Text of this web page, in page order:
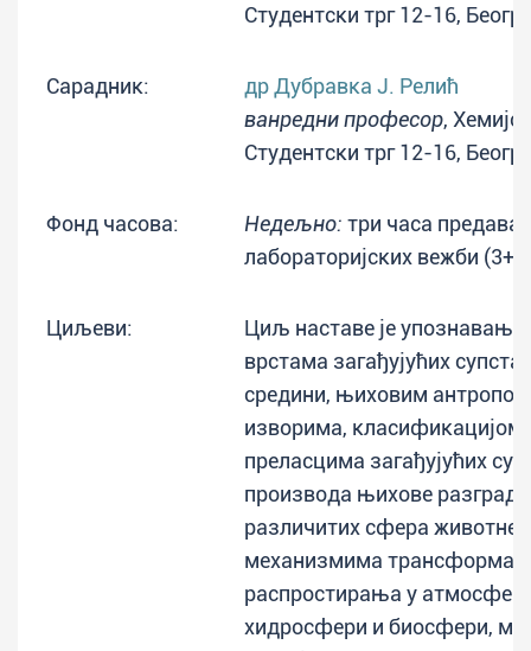
Студентски трг 12-16,
Сарадник:
др Дубравка Ј. Релић
ванредни професор,
Студентски трг 12-16,
Фонд часова: Недељно: три часа
лабораторијских вежби
Циљеви:
Циљ наставе је упознавање
врстама загађујућих
средини, њиховим
изворима, класификацијом
преласцима загађујућих
производа њихове
различитих сфера животне
механизмима
распростирања у
хидросфери и биосфери,